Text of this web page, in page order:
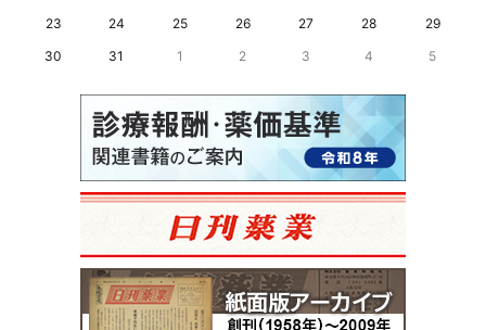
23
24 25 26 27 28
29
30
31 1 2 3 4 5